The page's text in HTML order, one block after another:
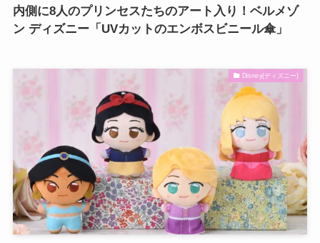
内側に8人のプリンセスたちのアート入り！ベルメゾ
ン ディズニー「UVカットのエンボスビニール傘」
Disney(ディズニー)